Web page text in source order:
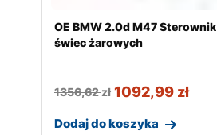
OE BMW 2.0d M47 Sterownik
świec żarowych
1356,62zł 1092,99 zł
Dodaj do koszyka